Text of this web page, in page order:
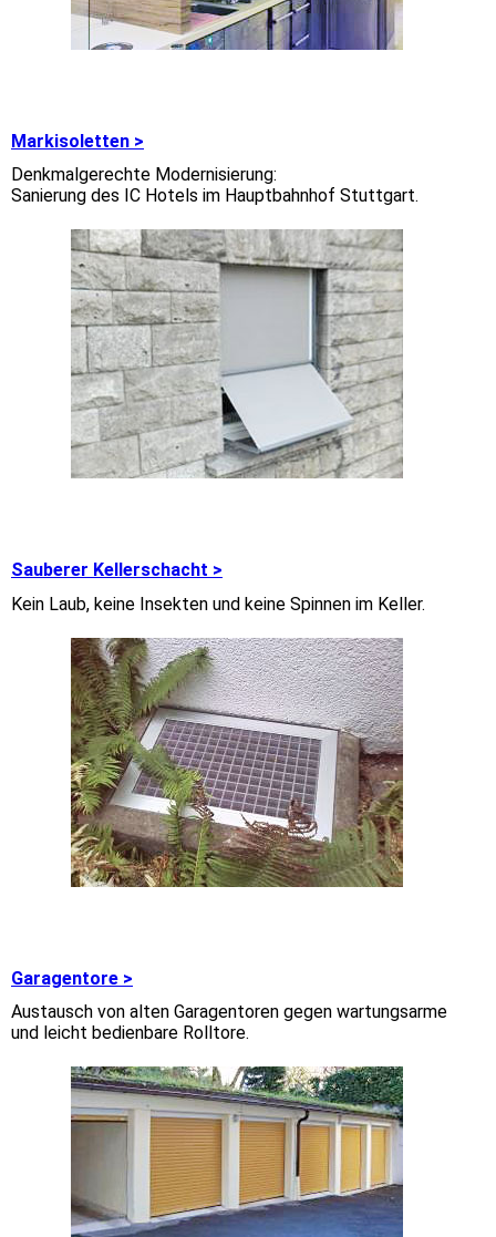
Markisoletten >
Denkmalgerechte Modernisierung:
Sanierung des IC Hotels im Hauptbahnhof Stuttgart.
Sauberer Kellerschacht >
Kein Laub, keine Insekten und keine Spinnen im Keller.
Garagentore >
Austausch von alten Garagentoren gegen wartungsarme
und leicht bedienbare Rolltore.